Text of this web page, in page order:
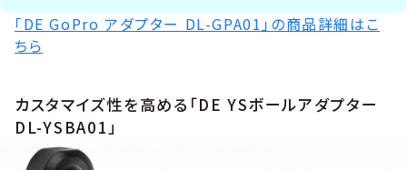
「DE GoPro アダプター DL-GPA01」の商品詳細はこ
ちら
カスタマイズ性を高める「DE YSボールアダプター
DL-YSBA01」